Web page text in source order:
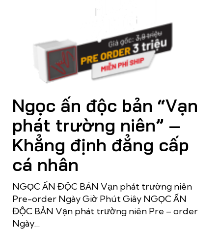
Ngọc ấn độc bản “Vạn
phát trường niên” –
Khẳng định đẳng cấp
cá nhân
NGỌC ẤN ĐỘC BẢN Vạn phát trường niên
Pre-order Ngày Giờ Phút Giây NGỌC ẤN
ĐỘC BẢN Vạn phát trường niên Pre – order
Ngày…